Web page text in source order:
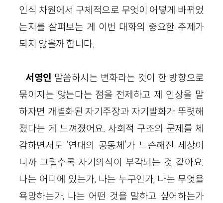
인식 차원에서 구체적으로 무엇이 어떻게 바뀌었
는지를 살펴보는 게 이번 대화의 중요한 주제가
되지 않을까 합니다.
서영인 말씀하시는 변화라는 것이 한 방향으로
묶이지는 않는다는 점을 전제하고 제 인상을 말
하자면 개별화된 자기주장과 자기발화가 뚜렷해
졌다는 게 느껴졌어요. 사회적 구조의 문제를 체
감하면서도 ‘연대의 공동체’가 느슨해진 세상이
니까 그럴수록 자기의식이 부각되는 것 같아요.
나는 어디에 있는가, 나는 누구인가, 나는 무엇을
욕망하는가, 나는 어떤 것을 말하고 싶어하는가